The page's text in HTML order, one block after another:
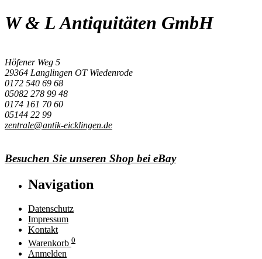
W & L Antiquitäten GmbH
Höfener Weg 5
29364 Langlingen OT Wiedenrode
0172 540 69 68
05082 278 99 48
0174 161 70 60
05144 22 99
zentrale@antik-eicklingen.de
Besuchen Sie unseren Shop bei eBay
Navigation
Datenschutz
Impressum
Kontakt
Warenkorb 0
Anmelden